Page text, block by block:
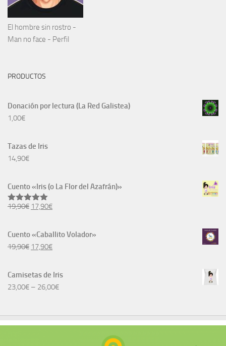
El hombre sin rostro -
Man no face - Perfil
PRODUCTOS
Donación por lectura (La Red Galistea)
1,00€
Tazas de Iris
14,90€
Cuento «Iris (o La Flor del Azafrán)»
Valorado
19,90€ El
original
era:
17,90€El
actual
es:
Cuento «Caballito Volador»
19,90€ El
original
era:
17,90€El
actual
es:
Camisetas de Iris
23,00€ – 26,00€